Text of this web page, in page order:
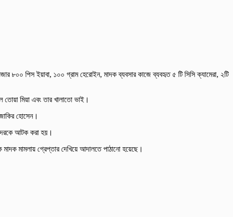
৮০০ পিস ইয়াবা, ১০০ গ্রাম হেরোইন, মাদক ব্যবসার কাজে ব্যবহৃত ৫ টি সিসি ক্যামেরা, ২টি
তোয়া মিয়া এবং তার খালাতো ভাই।
হোসেন।
আটক করা হয়।
মামলায় গ্রেপ্তার দেখিয়ে আদালতে পাঠানো হয়েছে।